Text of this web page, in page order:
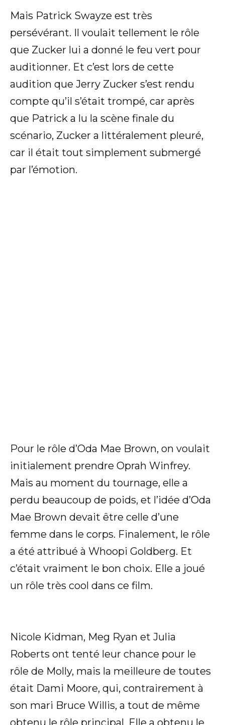
Mais Patrick Swayze est très
persévérant. Il voulait tellement le rôle
que Zucker lui a donné le feu vert pour
auditionner. Et c’est lors de cette
audition que Jerry Zucker s’est rendu
compte qu’il s’était trompé, car après
que Patrick a lu la scène finale du
scénario, Zucker a littéralement pleuré,
car il était tout simplement submergé
par l’émotion.
Pour le rôle d’Oda Mae Brown, on voulait
initialement prendre Oprah Winfrey.
Mais au moment du tournage, elle a
perdu beaucoup de poids, et l’idée d’Oda
Mae Brown devait être celle d’une
femme dans le corps. Finalement, le rôle
a été attribué à Whoopi Goldberg. Et
c’était vraiment le bon choix. Elle a joué
un rôle très cool dans ce film.
Nicole Kidman, Meg Ryan et Julia
Roberts ont tenté leur chance pour le
rôle de Molly, mais la meilleure de toutes
était Dami Moore, qui, contrairement à
son mari Bruce Willis, a tout de même
obtenu le rôle principal. Elle a obtenu le